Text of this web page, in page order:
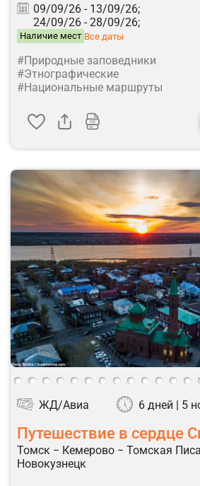
09/09/26 - 13/09/26;
24/09/26 - 28/09/26;
Наличие мест Все даты
#Природные заповедники
#Этнографические
#Национальные маршруты
ЖД/Авиа 6 дней | 5
Путешествие в сердце
Томск − Кемерово − Томская
Новокузнецк